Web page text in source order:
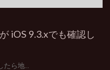
iOS 9.3.xでも確認し
ら地...